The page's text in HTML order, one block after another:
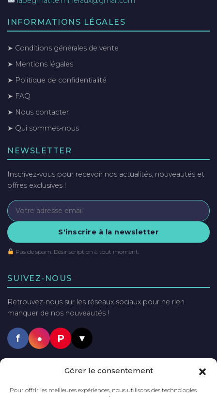
Gérer le consentement
Pour offrir les meilleures expériences, nous utilisons des technologies
INFORMATIONS LÉGALES
➤ Conditions générales de vente
➤ Mentions légales
➤ Politique de confidentialité
➤ FAQ
➤ Nous contacter
➤ Qui sommes-nous
NEWSLETTER
Inscrivez-vous pour recevoir nos actualités, nouveautés et
offres exclusives !
S'inscrire à la newsletter
Pas de spam. Désinscription à tout moment.
SUIVEZ-NOUS
Retrouvez-nous sur les réseaux sociaux pour ne rien
manquer de nos nouveautés !
f ● P ▼